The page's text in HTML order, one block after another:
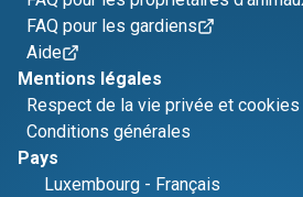
FAQ pour les gardiens
Aide
Mentions légales
Respect de la vie privée et cookies
Conditions générales
Pays
Luxembourg - Français